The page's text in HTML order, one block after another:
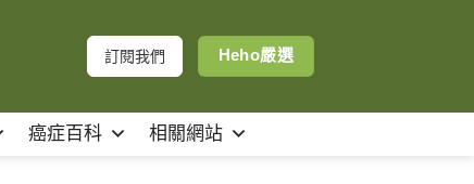
訂閱我們 Heho嚴選
癌症百科 相關網站